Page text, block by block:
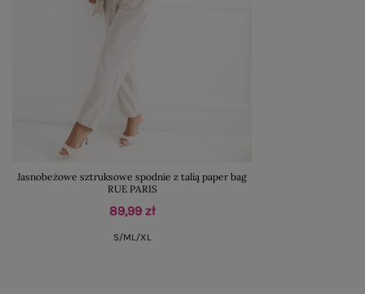
Jasnobeżowe sztruksowe spodnie z talią paper bag
RUE PARIS
89,99 zł
S/ML/XL